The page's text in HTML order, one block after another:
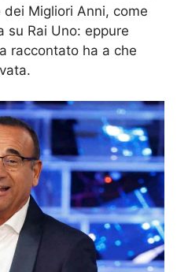
Migliori Anni, come
su Rai Uno: eppure
raccontato ha a che